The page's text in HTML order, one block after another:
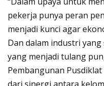
pekerja punya peran
menjadi kunci agar
Dan dalam industri
yang menjadi tulang
Pembangunan